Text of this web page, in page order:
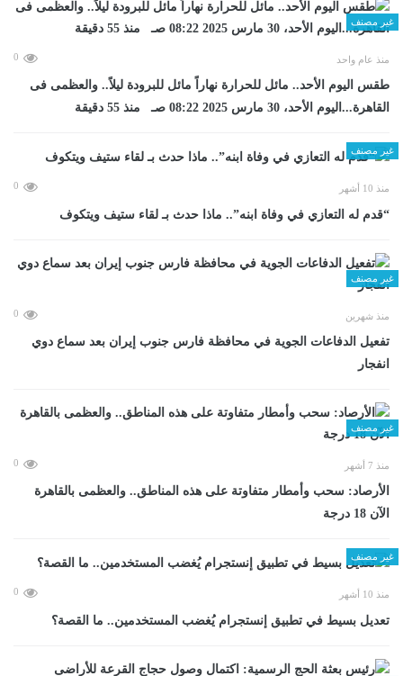
غير مصنف
منذ عام واحد 0
طقس اليوم الأحد.. مائل للحرارة نهاراً مائل للبرودة ليلاً.. والعظمى فى
القاهرة...اليوم الأحد، 30 مارس 2025 08:22 صـ منذ 55 دقيقة
غير مصنف
منذ 10 أشهر 0
“قدم له التعازي في وفاة ابنه”.. ماذا حدث بـ لقاء ستيف ويتكوف
غير مصنف
منذ شهرين 0
تفعيل الدفاعات الجوية في محافظة فارس جنوب إيران بعد سماع دوي
انفجار
غير مصنف
منذ 7 أشهر 0
الأرصاد: سحب وأمطار متفاوتة على هذه المناطق.. والعظمى بالقاهرة
الآن 18 درجة
غير مصنف
منذ 10 أشهر 0
تعديل بسيط في تطبيق إنستجرام يُغضب المستخدمين.. ما القصة؟